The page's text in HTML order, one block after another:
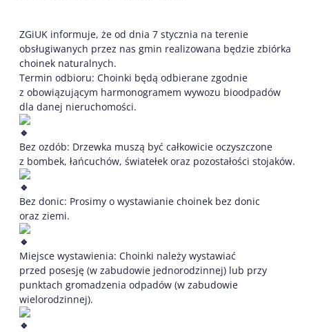
ZGiUK informuje, że od dnia 7 stycznia na terenie
obsługiwanych przez nas gmin realizowana będzie zbiórka
choinek naturalnych.
Termin odbioru: Choinki będą odbierane zgodnie
z obowiązującym harmonogramem wywozu bioodpadów
dla danej nieruchomości.
Bez ozdób: Drzewka muszą być całkowicie oczyszczone
z bombek, łańcuchów, światełek oraz pozostałości stojaków.
Bez donic: Prosimy o wystawianie choinek bez donic
oraz ziemi.
Miejsce wystawienia: Choinki należy wystawiać
przed posesję (w zabudowie jednorodzinnej) lub przy
punktach gromadzenia odpadów (w zabudowie
wielorodzinnej).